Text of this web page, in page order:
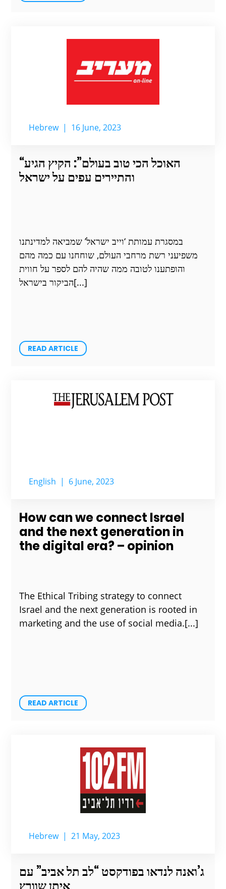
Hebrew| 16 June, 2023
“האוכל הכי טוב בעולם”: הקיץ הגיע
והתיירים עפים על ישראל
במסגרת עמותת ‘וייב ישראל’ שמביאה למדינתנו
משפיעני רשת מרחבי העולם, שוחחנו עם כמה מהם
והופתענו לטובה ממה שהיה להם לספר על חווית
הביקור בישראל
READ ARTICLE
English | 6 June, 2023
How can we connect Israel
and the next generation in
the digital era? – opinion
The Ethical Tribing strategy to connect
Israel and the next generation is rooted in
marketing and the use of social media.
READ ARTICLE
Hebrew|21 May, 2023
ג’ואנה לנדאו בפודקסט “לב תל אביב” עם